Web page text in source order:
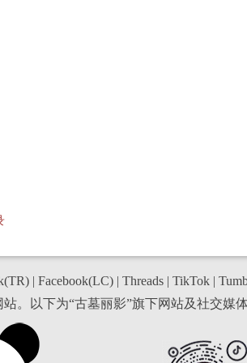
| Facebook(LC)| Threads| TikTok|
。以下为“古墓丽影”旗下网站及社交媒体